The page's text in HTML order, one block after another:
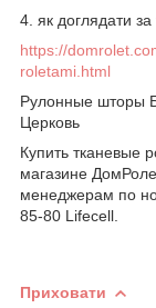
4. як доглядати
https://
roletami.html
Рулонные шторы
Церковь
Купить тканевые
магазине
менеджерам по
85-80 Lifecell.
Приховати